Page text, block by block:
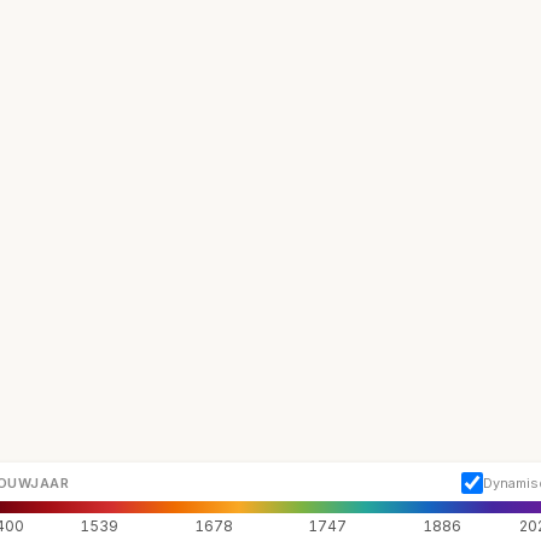
1539 1678 1747 1886